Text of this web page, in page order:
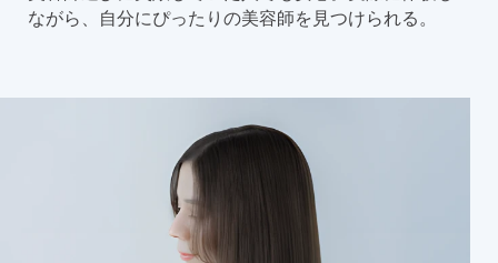
ながら、自分にぴったりの美容師を見つけられる。